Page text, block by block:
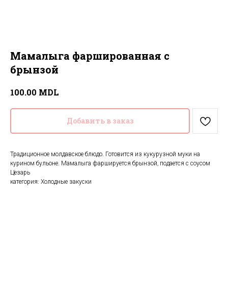
Мамалыга фаршированная с
брынзой
100.00 MDL
Добавить в заказ
Традиционное молдавское блюдо. Готовится из кукурузной муки на
курином бульоне. Мамалыга фаршируется брынзой, подается с соусом
Цезарь
категория: Холодные закуски